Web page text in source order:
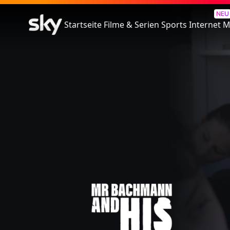
Startseite Filme & Serien Sports
NEU
Internet
Herr Bachmann und seine